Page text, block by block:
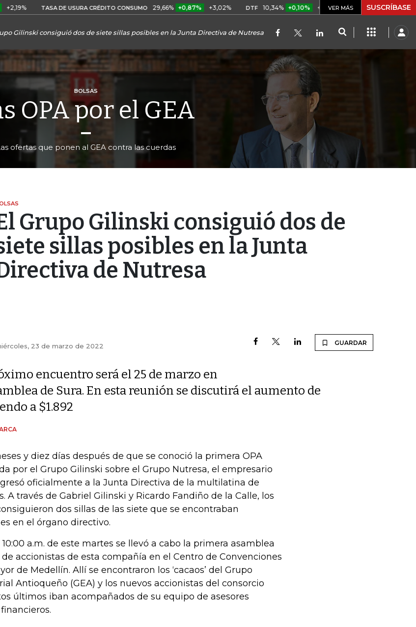
TASA DE USURA CRÉDITO CONSUMO 29,66% +0,87% +3,02% DTF 10,34% +0,10% +0,98% UVR $ 416,91 +$ 0,05 +0,01%
VER MÁS SUSCRÍBASE
Gilinski consiguió dos de siete sillas posibles en la Junta Directiva de Nutresa
BOLSAS
OPA por el GEA
ofertas que ponen al GEA contra las cuerdas
Grupo Gilinski consiguió dos de
sillas posibles en la Junta
de Nutresa
23 de marzo de 2022 GUARDAR
encuentro será el 25 de marzo en
de Sura. En esta reunión se discutirá el aumento de
a $1.892
y diez días después de que se conoció la primera OPA
por el Grupo Gilinski sobre el Grupo Nutresa, el empresario
oficialmente a la Junta Directiva de la multilatina de
A través de Gabriel Gilinski y Ricardo Fandiño de la Calle, los
dos sillas de las siete que se encontraban
en el órgano directivo.
10:00 a.m. de este martes se llevó a cabo la primera asamblea
accionistas de esta compañía en el Centro de Convenciones
de Medellín. Allí se encontraron los ‘cacaos’ del Grupo
Antioqueño (GEA) y los nuevos accionistas del consorcio
últimos iban acompañados de su equipo de asesores